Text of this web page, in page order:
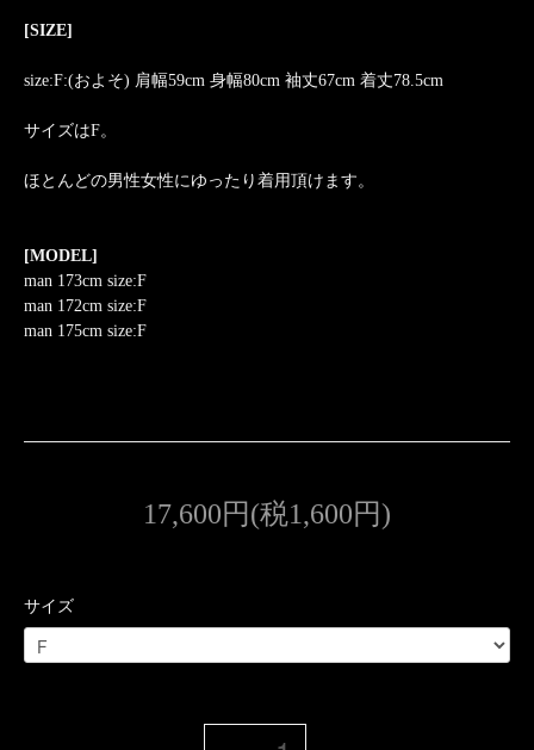
[SIZE]
size:F:(およそ) 肩幅59cm 身幅80cm 袖丈67cm 着丈78.5cm
サイズはF。
ほとんどの男性女性にゆったり着用頂けます。
[MODEL]
man 173cm size:F
man 172cm size:F
man 175cm size:F
17,600円(税1,600円)
サイズ